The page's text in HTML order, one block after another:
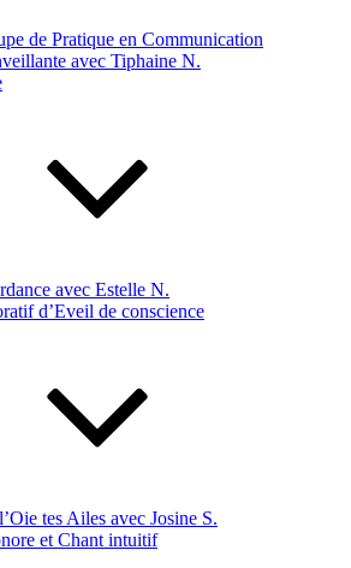
de Pratique en Communication
avec Tiphaine N.
avec Estelle N.
d’Eveil de conscience
tes Ailes avec Josine S.
et Chant intuitif